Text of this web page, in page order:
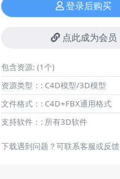
登录后购买
点此成为会员
包含资源: (1个)
资源类型：: C4D模型/3D模型
文件格式：: C4D+FBX通用格式
支持软件：: 所有3D软件
下载遇到问题？可联系客服或反馈